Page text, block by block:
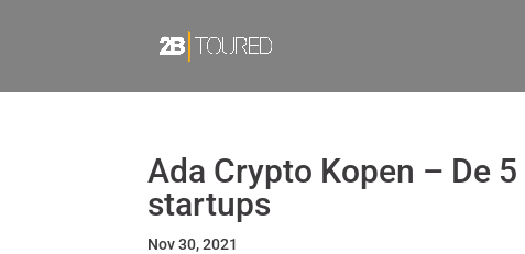
Ada Crypto Kopen – De
startups
Nov 30, 2021